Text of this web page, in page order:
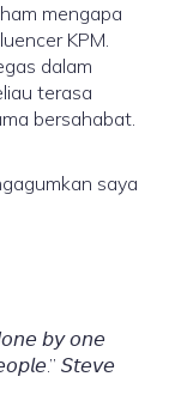
mengapa
KPM.
dalam
terasa
bersahabat.
saya
𝘣𝘺 𝘰𝘯𝘦
𝘚𝘵𝘦𝘷𝘦